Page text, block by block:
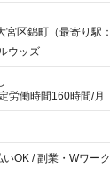
区錦町（最寄り駅
ウッズ
時間/月 【シフト例】 ・8：00
OK / 副業・Wワー